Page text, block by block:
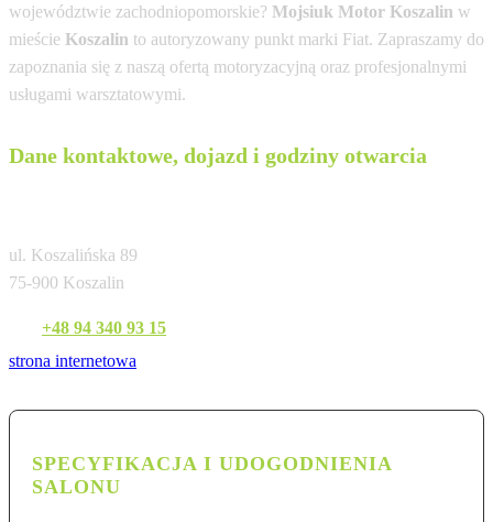
województwie zachodniopomorskie? Mojsiuk Motor Koszalin w
mieście Koszalin to autoryzowany punkt marki Fiat. Zapraszamy do
zapoznania się z naszą ofertą motoryzacyjną oraz profesjonalnymi
usługami warsztatowymi.
Dane kontaktowe, dojazd i godziny otwarcia
ul. Koszalińska 89
75-900 Koszalin
+48 94 340 93 15
strona internetowa
SPECYFIKACJA I UDOGODNIENIA
SALONU